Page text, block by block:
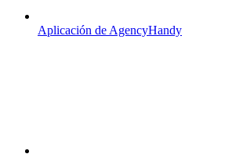
Aplicación de AgencyHandy